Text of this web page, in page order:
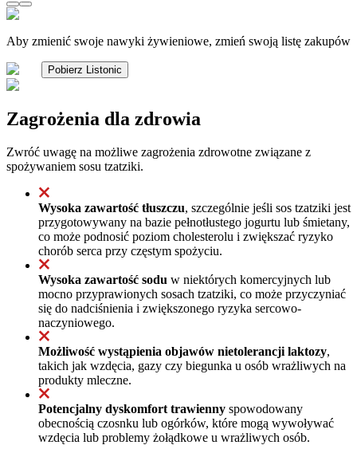
Aby zmienić swoje nawyki żywieniowe, zmień swoją listę zakupów
Pobierz Listonic
Zagrożenia dla zdrowia
Zwróć uwagę na możliwe zagrożenia zdrowotne związane z
spożywaniem sosu tzatziki.
Wysoka zawartość tłuszczu, szczególnie jeśli sos tzatziki jest
przygotowywany na bazie pełnotłustego jogurtu lub śmietany,
co może podnosić poziom cholesterolu i zwiększać ryzyko
chorób serca przy częstym spożyciu.
Wysoka zawartość sodu w niektórych komercyjnych lub
mocno przyprawionych sosach tzatziki, co może przyczyniać
się do nadciśnienia i zwiększonego ryzyka sercowo-
naczyniowego.
Możliwość wystąpienia objawów nietolerancji laktozy,
takich jak wzdęcia, gazy czy biegunka u osób wrażliwych na
produkty mleczne.
Potencjalny dyskomfort trawienny spowodowany
obecnością czosnku lub ogórków, które mogą wywoływać
wzdęcia lub problemy żołądkowe u wrażliwych osób.